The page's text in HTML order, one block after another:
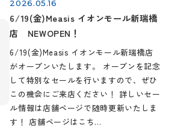
2026.05.16
6/19(金)Measis イオンモール新瑞橋
店 NEWOPEN！
6/19(金)Measis イオンモール新瑞橋店
がオープンいたします。 オープンを記念
して特別なセールを行いますので、ぜひ
この機会にご来店ください！ 詳しいセー
ル情報は店舗ページで随時更新いたしま
す！ 店舗ページはこち…